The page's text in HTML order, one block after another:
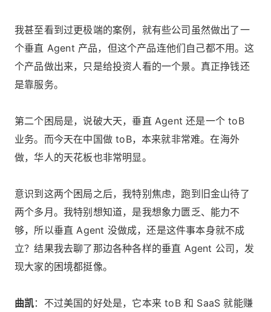
我甚至看到过更极端的案例，就有些公司虽然做出了一
个垂直 Agent 产品，但这个产品连他们自己都不用。这
个产品做出来，只是给投资人看的一个景。真正挣钱还
是靠服务。
第二个困局是，说破大天，垂直 Agent 还是一个 toB
业务。而今天在中国做 toB，本来就非常难。在海外
做，华人的天花板也非常明显。
意识到这两个困局之后，我特别焦虑，跑到旧金山待了
两个多月。我特别想知道，是我想象力匮乏、能力不
够，所以垂直 Agent 没做成，还是这件事本身就不成
立？结果我去聊了那边各种各样的垂直 Agent 公司，发
现大家的困境都挺像。
曲凯：不过美国的好处是，它本来 toB 和 SaaS 就能赚